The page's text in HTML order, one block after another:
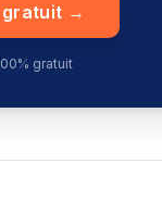
gratuit →
gratuit